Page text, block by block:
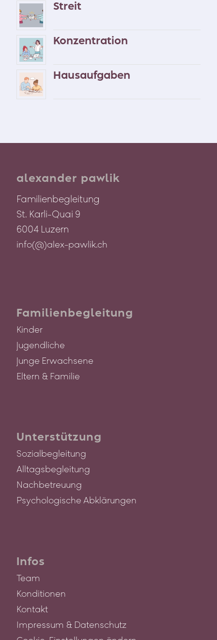
Streit
Konzentration
Hausaufgaben
alexander pawlik
Familienbegleitung
St. Karli-Quai 9
6004 Luzern
info(@)alex-pawlik.ch
Familienbegleitung
Kinder
Jugendliche
Junge Erwachsene
Eltern & Familie
Unterstützung
Sozialbegleitung
Alltagsbegleitung
Nachbetreuung
Psychologische Abklärungen
Infos
Team
Konditionen
Kontakt
Impressum & Datenschutz